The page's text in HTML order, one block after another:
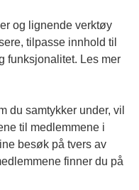
beskyttet©
regler for god
(Cookies)
og lignende verktøy
tilpasse innhold til
funksjonalitet. Les mer
du samtykker under, vil
til medlemmene i
besøk på tvers av
finner du på